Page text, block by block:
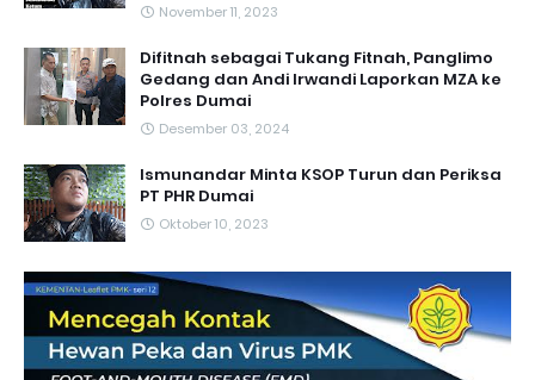
November 11, 2023
Difitnah sebagai Tukang Fitnah, Panglimo
Gedang dan Andi Irwandi Laporkan MZA ke
Polres Dumai
Desember 03, 2024
Ismunandar Minta KSOP Turun dan Periksa
PT PHR Dumai
Oktober 10, 2023